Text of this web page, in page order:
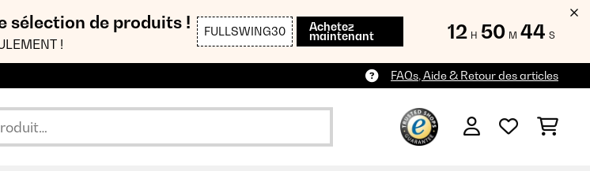
sélection de produits !
!
FULLSWING30 Achetez
maintenant 12 H 50 M 44 S
FAQs, Aide & Retour des articles